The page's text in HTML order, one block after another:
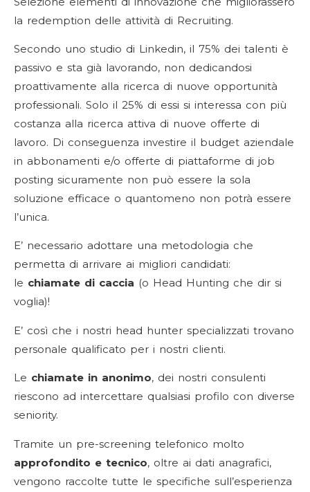
la redemption delle attività di Recruiting.
Secondo uno studio di Linkedin, il 75% dei talenti è
passivo e sta già lavorando, non dedicandosi
proattivamente alla ricerca di nuove opportunità
professionali. Solo il 25% di essi si interessa con più
costanza alla ricerca attiva di nuove offerte di
lavoro. Di conseguenza investire il budget aziendale
in abbonamenti e/o offerte di piattaforme di job
posting sicuramente non può essere la sola
soluzione efficace o quantomeno non potrà essere
l’unica.
E’ necessario adottare una metodologia che
permetta di arrivare ai migliori candidati:
le chiamate di caccia (o Head Hunting che dir si
voglia)!
E’ così che i nostri head hunter specializzati trovano
personale qualificato per i nostri clienti.
Le chiamate in anonimo, dei nostri consulenti
riescono ad intercettare qualsiasi profilo con diverse
seniority.
Tramite un pre-screening telefonico molto
approfondito e tecnico, oltre ai dati anagrafici,
vengono raccolte tutte le specifiche sull’esperienza